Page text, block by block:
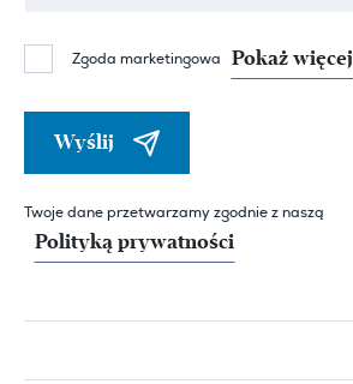
Zgoda marketingowa Pokaż więcej
Wyślij
Twoje dane przetwarzamy zgodnie z naszą
Polityką prywatności